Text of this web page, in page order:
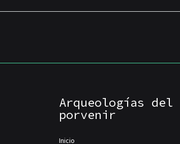
Arqueologías del
porvenir
Inicio